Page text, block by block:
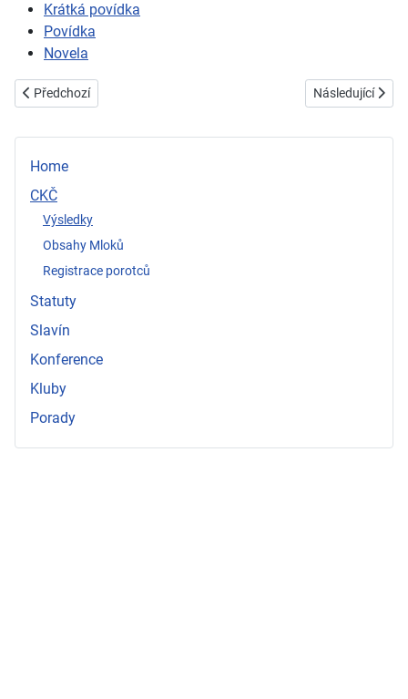
Home
CKČ
Výsledky
Obsahy Mloků
Registrace porotců
Statuty
Slavín
Konference
Kluby
Porady
Krátká povídka
Povídka
Novela
Předchozí článek: 2009
Předchozí Další článek:
Následující